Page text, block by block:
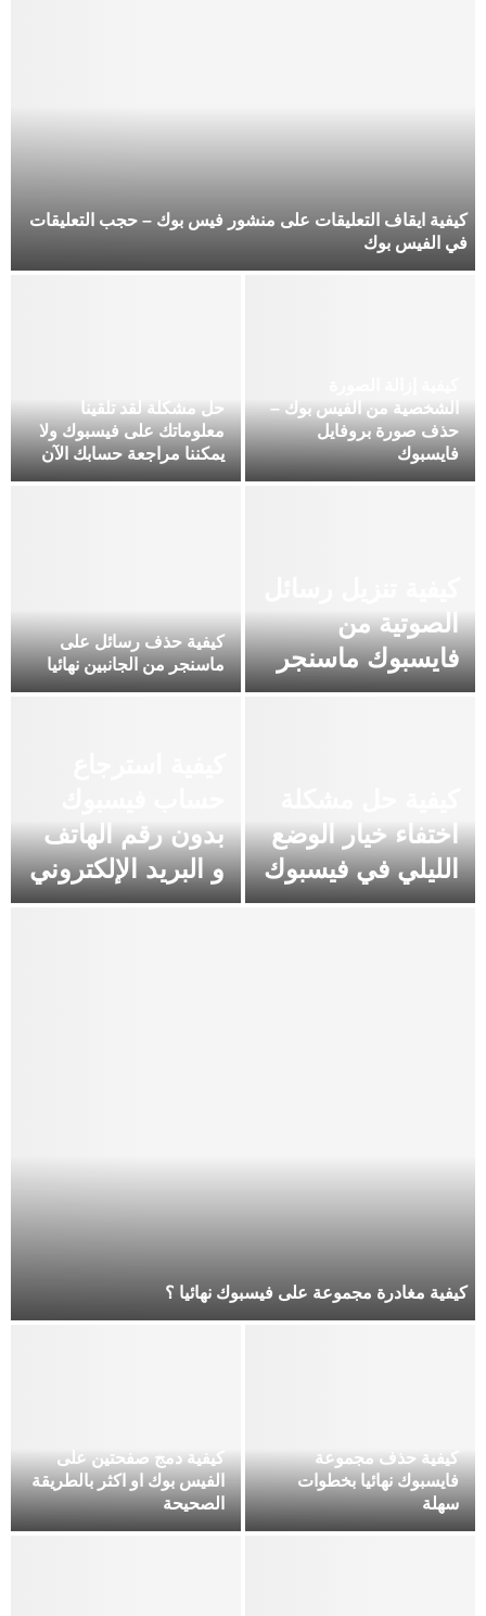
كيفية ايقاف التعليقات على منشور فيس بوك – حجب التعليقات
في الفيس بوك
حل مشكلة لقد تلقينا
معلوماتك على فيسبوك ولا
يمكننا مراجعة حسابك الآن
الشخصية من الفيس بوك –
حذف صورة بروفايل
فايسبوك
كيفية حذف رسائل على
ماسنجر من الجانبين نهائيا
الصوتية من
فايسبوك ماسنجر
بدون رقم الهاتف
و البريد الإلكتروني
اختفاء خيار الوضع
الليلي في فيسبوك
كيفية مغادرة مجموعة على فيسبوك نهائيا ؟
كيفية دمج صفحتين على
الفيس بوك او اكثر بالطريقة
الصحيحة
كيفية حذف مجموعة
فايسبوك نهائيا بخطوات
سهلة